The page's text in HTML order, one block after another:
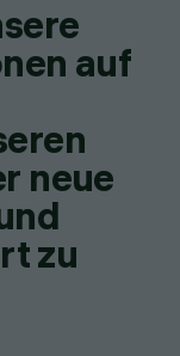
auf
neue
zu